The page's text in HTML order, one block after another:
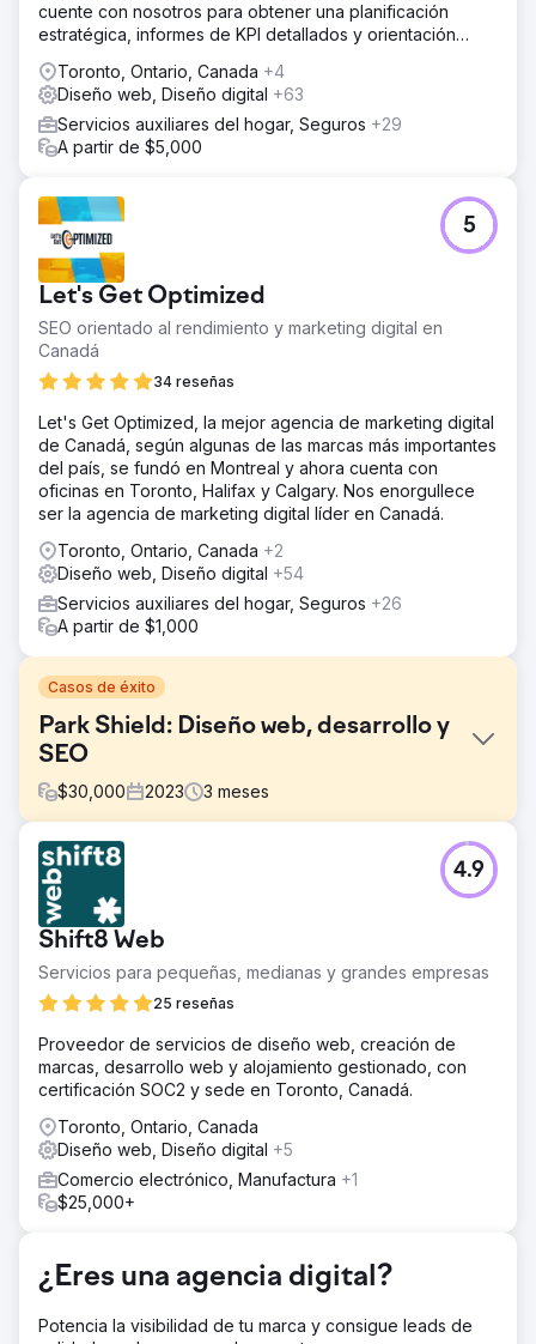
cuente con nosotros para obtener una planificación
estratégica, informes de KPI detallados y orientación
Toronto, Ontario, Canada +4
Diseño web, Diseño digital +63
Servicios auxiliares del hogar, Seguros +29
A partir de $5,000
Let's Get Optimized
SEO orientado al rendimiento y marketing digital en
Canadá
34 reseñas
5
Let's Get Optimized, la mejor agencia de marketing digital
de Canadá, según algunas de las marcas más importantes
del país, se fundó en Montreal y ahora cuenta con
oficinas en Toronto, Halifax y Calgary. Nos enorgullece
ser la agencia de marketing digital líder en Canadá.
Toronto, Ontario, Canada +2
Diseño web, Diseño digital +54
Servicios auxiliares del hogar, Seguros +26
A partir de $1,000
Casos de éxito
Park Shield: Diseño web, desarrollo y
SEO
$30,000 2023 3 meses
El reto
El objetivo de este proyecto fue crear un sitio web que
genere más ingresos para Park Shield, un proveedor de
seguros para propietarios de comunidades de casas
prefabricadas.
La solución
Nuestra solución fue involucrarnos activamente en la fase
personalizado, único y con un propósito: brindar
servicios de diseño, desarrollo y SEO de vanguardia.
La tasa de conversión de nuestro sitio web y el tráfico de
los motores de búsqueda han aumentado con Azuro.
Estamos recibiendo más envíos de formularios de
contacto y más clientes desde nuestro sitio. Está bien
Park Shield
Ir a la página de la agencia
Shift8 Web
Servicios para pequeñas, medianas y grandes empresas
25 reseñas
4.9
Proveedor de servicios de diseño web, creación de
marcas, desarrollo web y alojamiento gestionado, con
certificación SOC2 y sede en Toronto, Canadá.
Toronto, Ontario, Canada
Diseño web, Diseño digital +5
Comercio electrónico, Manufactura +1
$25,000+
¿Eres una agencia digital?
Potencia la visibilidad de tu marca y consigue leads de